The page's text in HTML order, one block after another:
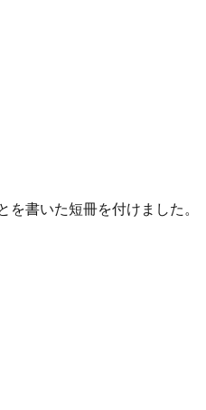
書いた短冊を付けました。